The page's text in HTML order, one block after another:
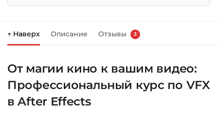
Справа появится корзина — нажмите
Заполните все поля (почта и пароль).
Оплатите удобным способом (более 8
способов оплаты).
↑ Наверх Описание Отзывы 3
От магии кино к вашим видео:
Профессиональный курс по VFX
в After Effects